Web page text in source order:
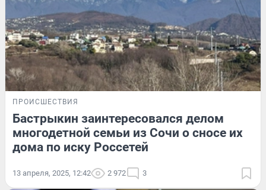
ПРОИСШЕСТВИЯ
Бастрыкин заинтересовался делом
многодетной семьи из Сочи о сносе их
дома по иску Россетей
13 апреля, 2025, 12:42 2 972 3